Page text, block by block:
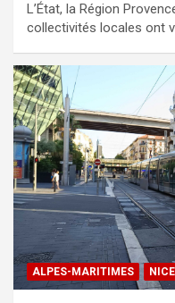
L’État, la Région
collectivités locales ont
ALPES-MARITIMES NICE